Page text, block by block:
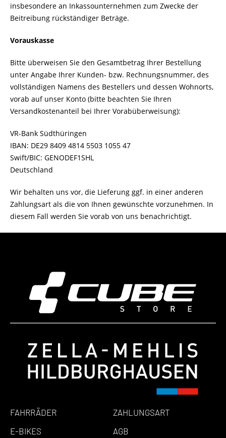
insbesondere an Inkassounternehmen zum Zwecke der
Beitreibung rückständiger Beträge.
Vorauskasse
Bitte überweisen Sie den Gesamtbetrag Ihrer Bestellung
unter Angabe Ihrer Kunden- bzw. Rechnungsnummer, des
vollständigen Namens des Bestellers und dessen Wohnorts,
vorab auf unser Konto (bitte beachten Sie Ihren
Versandkostenanteil bei Ihrer Vorabüberweisung):
VR-Bank Südthüringen
IBAN: DE29 8409 4814 5503 1055 47
Swift/BIC: GENODEF1SHL
Deutschland
Wir behalten uns vor, die Lieferung ggf. in einer anderen
Zahlungsart als die von Ihnen gewünschte vorzunehmen. In
diesem Fall werden Sie vorab von uns benachrichtigt.
FAHRRÄDER
E-BIKES
ZAHLUNGSART
AGB